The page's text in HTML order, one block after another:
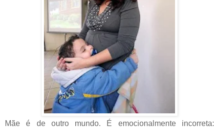
Mãe é de outro mundo. É emocionalmente incorreta: